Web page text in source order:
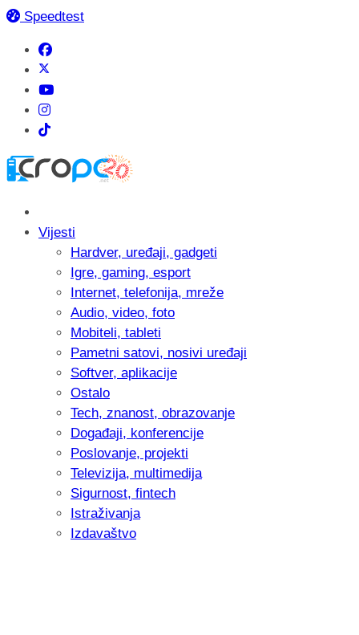
Speedtest
Vijesti
Hardver, uređaji, gadgeti
Igre, gaming, esport
Internet, telefonija, mreže
Audio, video, foto
Mobiteli, tableti
Pametni satovi, nosivi uređaji
Softver, aplikacije
Ostalo
Tech, znanost, obrazovanje
Događaji, konferencije
Poslovanje, projekti
Televizija, multimedija
Sigurnost, fintech
Istraživanja
Izdavaštvo